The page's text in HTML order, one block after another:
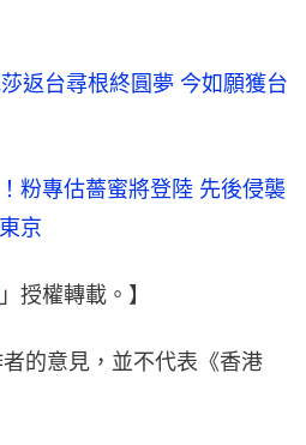
返台尋根終圓夢 今如願獲台
粉專估薔蜜將登陸 先後侵襲
京
」授權轉載。】
者的意見，並不代表《香港